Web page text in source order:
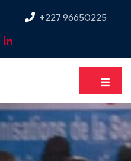
+227 96650225